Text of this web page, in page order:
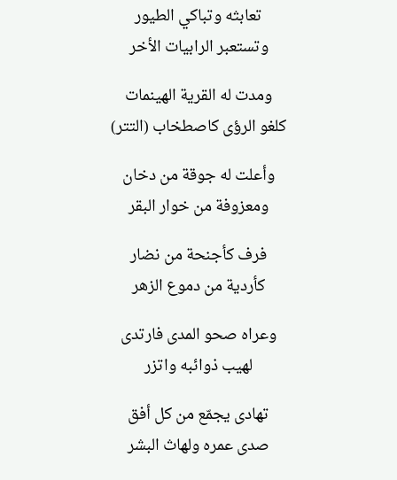
تعابثه وتباكي الطيور
وتستعبر الرابيات الأخر
ومدت له القرية الهينمات
كلغو الرؤى كاصطخاب (التتر)
وأعلت له جوقة من دخان
ومعزوفة من خوار البقر
فرف كأجنحة من نضار
كأردية من دموع الزهر
وعراه صحو المدى فارتدى
لهيب ذوائبه واتزر
تهادى يجمّع من كل أفق
صدى عمره ولهاث البشر